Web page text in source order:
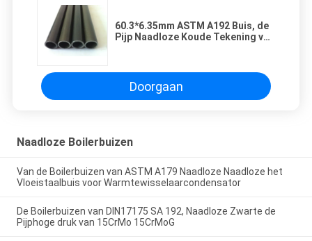
60.3*6.35mm ASTM A192 Buis, de
Pijp Naadloze Koude Tekening van
Doorgaan
Naadloze Boilerbuizen
Van de Boilerbuizen van ASTM A179 Naadloze Naadloze het
Vloeistaalbuis voor Warmtewisselaarcondensator
De Boilerbuizen van DIN17175 SA 192, Naadloze Zwarte de
Pijphoge druk van 15CrMo 15CrMoG